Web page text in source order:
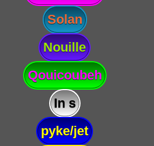
Solan
Nouille
Qouicoubeh
In s
pyke/jet